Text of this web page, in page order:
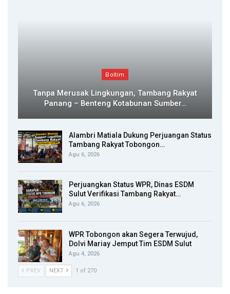
Boltim
Tanpa Merusak Lingkungan, Tambang Rakyat
Panang – Benteng Kotabunan Sumber…
Alambri Matiala Dukung Perjuangan Status
Tambang Rakyat Tobongon…
Agu 6, 2026
Perjuangkan Status WPR, Dinas ESDM
Sulut Verifikasi Tambang Rakyat…
Agu 6, 2026
WPR Tobongon akan Segera Terwujud,
Dolvi Mariay Jemput Tim ESDM Sulut
Agu 4, 2026
PREV NEXT 1 of 270